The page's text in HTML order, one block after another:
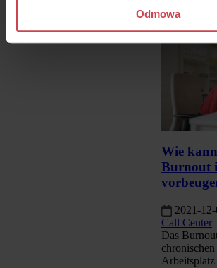
OdmowaFluktuation
Mehr
Wie
Burnout
2021-
Call Center
Das
chronischen